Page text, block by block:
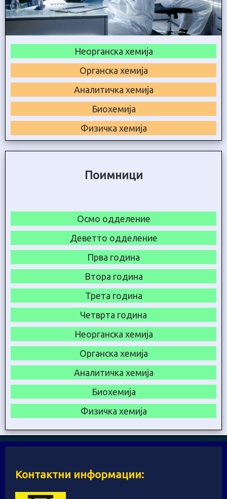
Неорганска хемија
Органска хемија
Аналитичка хемија
Биохемија
Физичка хемија
Поимници
Осмо одделение
Деветто одделение
Прва година
Втора година
Трета година
Четврта година
Неорганска хемија
Органска хемија
Аналитичка хемија
Биохемија
Физичка хемија
Контактни информации: